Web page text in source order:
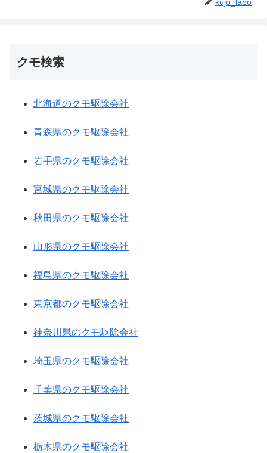
クモ検索
北海道のクモ駆除会社
青森県のクモ駆除会社
岩手県のクモ駆除会社
宮城県のクモ駆除会社
秋田県のクモ駆除会社
山形県のクモ駆除会社
福島県のクモ駆除会社
東京都のクモ駆除会社
神奈川県のクモ駆除会社
埼玉県のクモ駆除会社
千葉県のクモ駆除会社
茨城県のクモ駆除会社
栃木県のクモ駆除会社